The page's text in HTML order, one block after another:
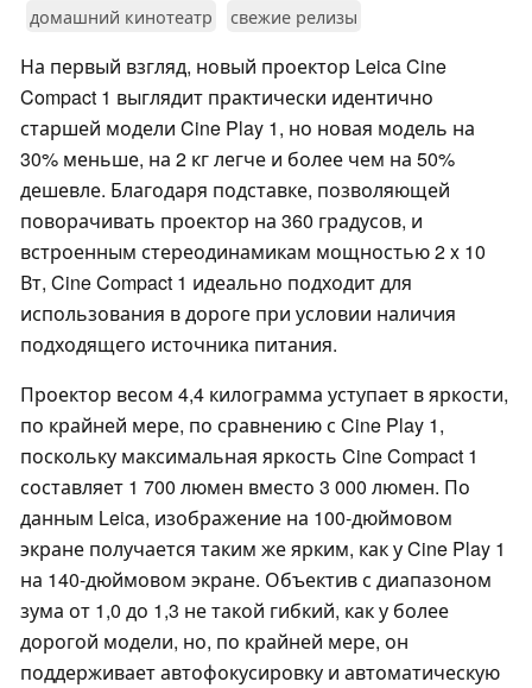
домашний кинотеатр свежие релизы
На первый взгляд, новый проектор Leica Cine
Compact 1 выглядит практически идентично
старшей модели Cine Play 1, но новая модель на
30% меньше, на 2 кг легче и более чем на 50%
дешевле. Благодаря подставке, позволяющей
поворачивать проектор на 360 градусов, и
встроенным стереодинамикам мощностью 2 x 10
Вт, Cine Compact 1 идеально подходит для
использования в дороге при условии наличия
подходящего источника питания.
Проектор весом 4,4 килограмма уступает в яркости,
по крайней мере, по сравнению с Cine Play 1,
поскольку максимальная яркость Cine Compact 1
составляет 1 700 люмен вместо 3 000 люмен. По
данным Leica, изображение на 100-дюймовом
экране получается таким же ярким, как у Cine Play 1
на 140-дюймовом экране. Объектив с диапазоном
зума от 1,0 до 1,3 не такой гибкий, как у более
дорогой модели, но, по крайней мере, он
поддерживает автофокусировку и автоматическую